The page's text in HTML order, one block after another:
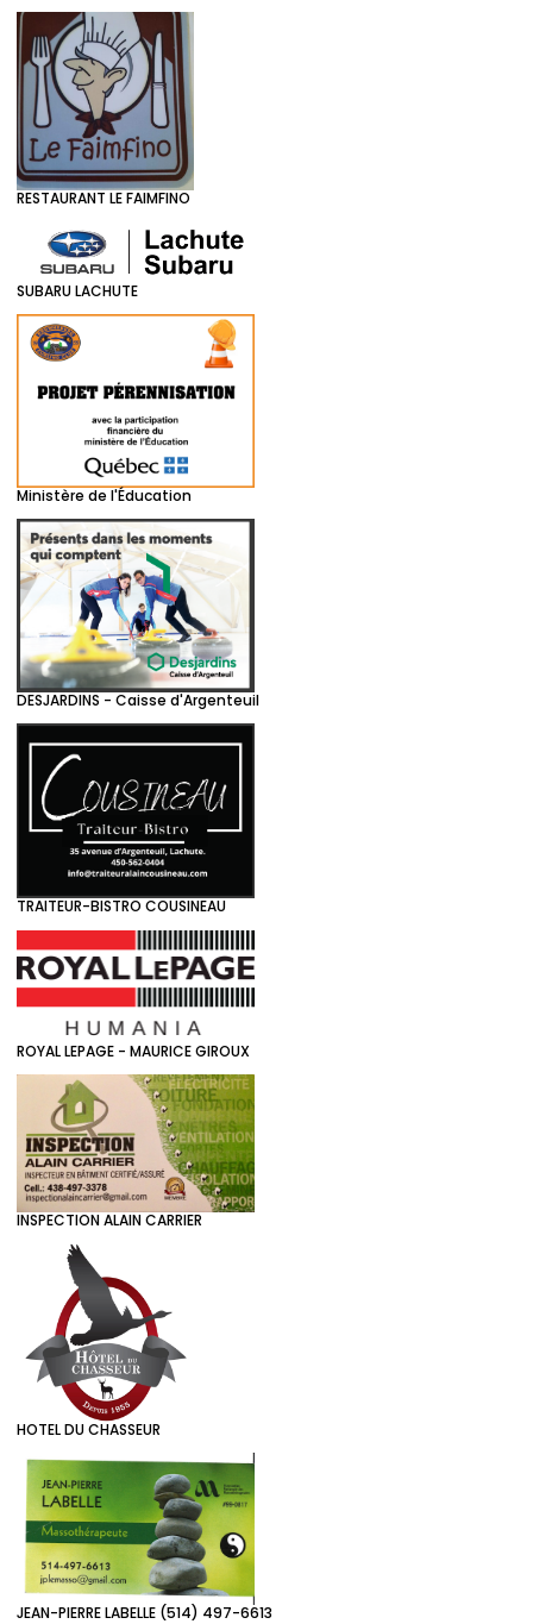
RESTAURANT LE FAIMFINO
SUBARU LACHUTE
Ministère de l'Éducation
DESJARDINS - Caisse d'Argenteuil
TRAITEUR-BISTRO COUSINEAU
ROYAL LEPAGE - MAURICE GIROUX
INSPECTION ALAIN CARRIER
HOTEL DU CHASSEUR
JEAN-PIERRE LABELLE (514) 497-6613